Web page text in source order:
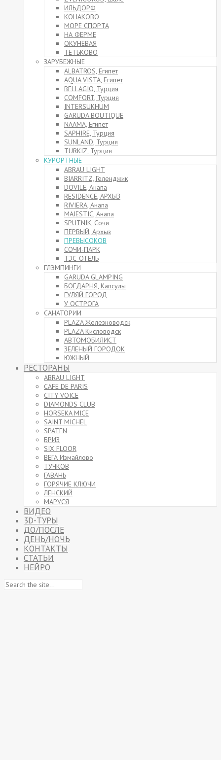
ИЛЬДОРФ
КОНАКОВО
МОРЕ СПОРТА
НА ФЕРМЕ
ОКУНЕВАЯ
ТЕТЬКОВО
ЗАРУБЕЖНЫЕ
ALBATROS, Египет
AQUA VISTA, Египет
BELLAGIO, Турция
COMFORT, Турция
INTERSUKHUM
GARUDA BOUTIQUE
NAAMA, Египет
SAPHIRE, Турция
SUNLAND, Турция
TURKIZ, Турция
КУРОРТНЫЕ
ABRAU LIGHT
BIARRITZ, Геленджик
DOVILE, Анапа
RESIDENCE, АРХЫЗ
RIVIERA, Анапа
MAJESTIC, Анапа
SPUTNIK, Сочи
ПЕРВЫЙ, Архыз
ПРЕВЫСОКОВ
СОЧИ-ПАРК
ТЭС-ОТЕЛЬ
ГЛЭМПИНГИ
GARUDA GLAMPING
БОГДАРНЯ, Капсулы
ГУЛЯЙ ГОРОД
У ОСТРОГА
САНАТОРИИ
PLAZA Железноводск
PLAZA Кисловодск
АВТОМОБИЛИСТ
ЗЕЛЕНЫЙ ГОРОДОК
ЮЖНЫЙ
РЕСТОРАНЫ
ABRAU LIGHT
CAFE DE PARIS
CITY VOICE
DIAMONDS CLUB
HORSEKA MICE
SAINT MICHEL
SPATEN
БРИЗ
SIX FLOOR
ВЕГА Измайлово
ТУЧКОВ
ГАВАНЬ
ГОРЯЧИЕ КЛЮЧИ
ЛЕНСКИЙ
МАРУСЯ
ВИДЕО
3D-ТУРЫ
ДО/ПОСЛЕ
ДЕНЬ/НОЧЬ
КОНТАКТЫ
СТАТЬИ
НЕЙРО